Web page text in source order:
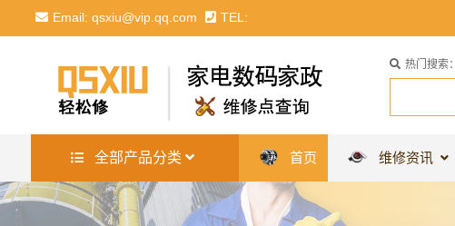
Email: qsxiu@vip.qq.com TEL:
热门搜索：
全部产品分类 首页 维修资讯